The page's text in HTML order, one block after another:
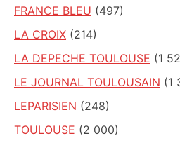
FRANCE BLEU (497)
LA CROIX (214)
LA DEPECHE TOULOUSE (1
LE JOURNAL TOULOUSAIN (1
LEPARISIEN (248)
TOULOUSE (2 000)